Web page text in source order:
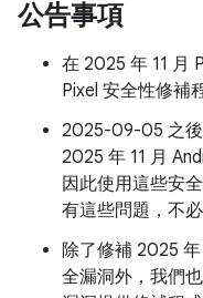
公告事項
在 2025 年 11 月
Pixel 安全性修補
2025-09-05 之
2025 年 11 月
因此使用這些安
有這些問題，不必
除了修補 2025
全漏洞外，我們